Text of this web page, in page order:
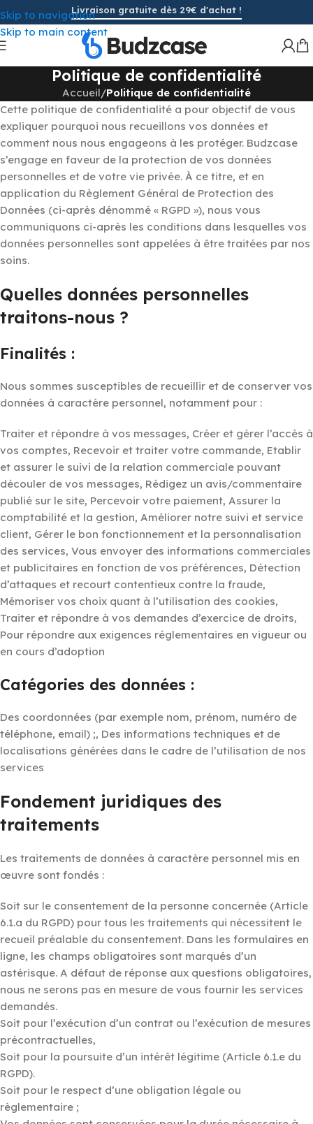
Skip to navigation
Skip to main content
Livraison gratuite dès 29€ d'achat !
Politique de confidentialité
Accueil/Politique de confidentialité
Cette politique de confidentialité a pour objectif de vous
expliquer pourquoi nous recueillons vos données et
comment nous nous engageons à les protéger. Budzcase
s’engage en faveur de la protection de vos données
personnelles et de votre vie privée. À ce titre, et en
application du Règlement Général de Protection des
Données (ci-après dénommé « RGPD »), nous vous
communiquons ci-après les conditions dans lesquelles vos
données personnelles sont appelées à être traitées par nos
soins.
Quelles données personnelles
traitons-nous ?
Finalités :
Nous sommes susceptibles de recueillir et de conserver vos
données à caractère personnel, notamment pour :
Traiter et répondre à vos messages, Créer et gérer l’accès à
vos comptes, Recevoir et traiter votre commande, Etablir
et assurer le suivi de la relation commerciale pouvant
découler de vos messages, Rédigez un avis/commentaire
publié sur le site, Percevoir votre paiement, Assurer la
comptabilité et la gestion, Améliorer notre suivi et service
client, Gérer le bon fonctionnement et la personnalisation
des services, Vous envoyer des informations commerciales
et publicitaires en fonction de vos préférences, Détection
d’attaques et recourt contentieux contre la fraude,
Mémoriser vos choix quant à l’utilisation des cookies,
Traiter et répondre à vos demandes d’exercice de droits,
Pour répondre aux exigences réglementaires en vigueur ou
en cours d’adoption
Catégories des données :
Des coordonnées (par exemple nom, prénom, numéro de
téléphone, email) ;, Des informations techniques et de
localisations générées dans le cadre de l’utilisation de nos
services
Fondement juridiques des
traitements
Les traitements de données à caractère personnel mis en
œuvre sont fondés :
Soit sur le consentement de la personne concernée (Article
6.1.a du RGPD) pour tous les traitements qui nécessitent le
recueil préalable du consentement. Dans les formulaires en
ligne, les champs obligatoires sont marqués d’un
astérisque. A défaut de réponse aux questions obligatoires,
nous ne serons pas en mesure de vous fournir les services
demandés.
Soit pour l’exécution d’un contrat ou l’exécution de mesures
précontractuelles,
Soit pour la poursuite d’un intérêt légitime (Article 6.1.e du
RGPD).
Soit pour le respect d’une obligation légale ou
règlementaire ;